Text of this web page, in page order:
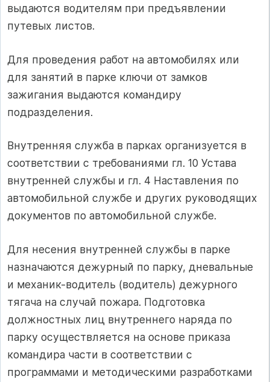
выдаются водителям при предъявлении
путевых листов.
Для проведения работ на автомобилях или
для занятий в парке ключи от замков
зажигания выдаются командиру
подразделения.
Внутренняя служба в парках организуется в
соответствии с требованиями гл. 10 Устава
внутренней службы и гл. 4 Наставления по
автомобильной службе и других руководящих
документов по автомобильной службе.
Для несения внутренней службы в парке
назначаются дежурный по парку, дневальные
и механик-водитель (водитель) дежурного
тягача на случай пожара. Подготовка
должностных лиц внутреннего наряда по
парку осуществляется на основе приказа
командира части в соответствии с
программами и методическими разработками